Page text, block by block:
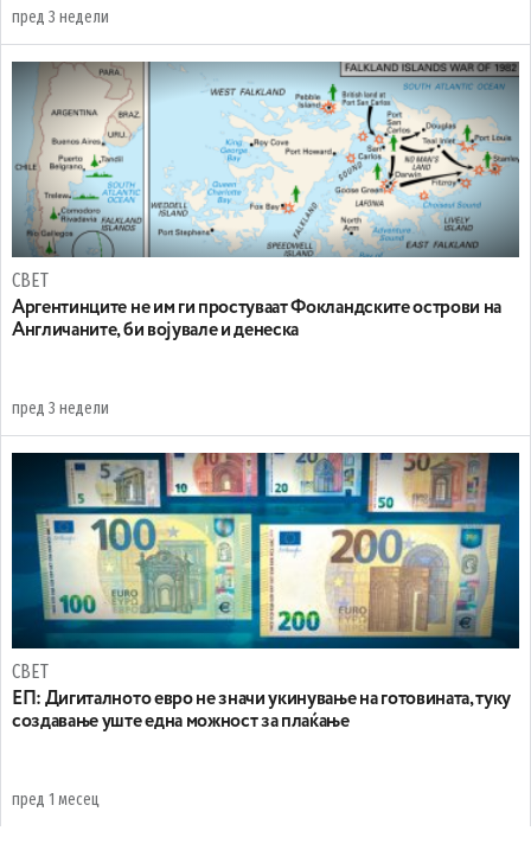
пред 3 недели
СВЕТ
Аргентинците не им ги простуваат Фокландските острови на
Англичаните, би војувале и денеска
пред 3 недели
СВЕТ
ЕП: Дигиталното евро не значи укинување на готовината, туку
создавање уште една можност за плаќање
пред 1 месец